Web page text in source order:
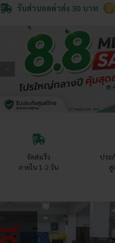
ไฟฟ้า
เปลือก
ฝรั่ง
ถัง
หมุน
เร็ว
275
นาที
กำลัง
ผลิต
สูง
ชิ้น
รับส่วนลดค่าส่ง 30 บาท
จัดส่งเร็ว
ภายใน 1-2 วัน
ประ
สู